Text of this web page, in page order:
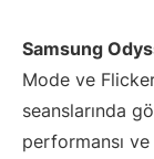
Samsung
Mode ve
seanslarında
performansı